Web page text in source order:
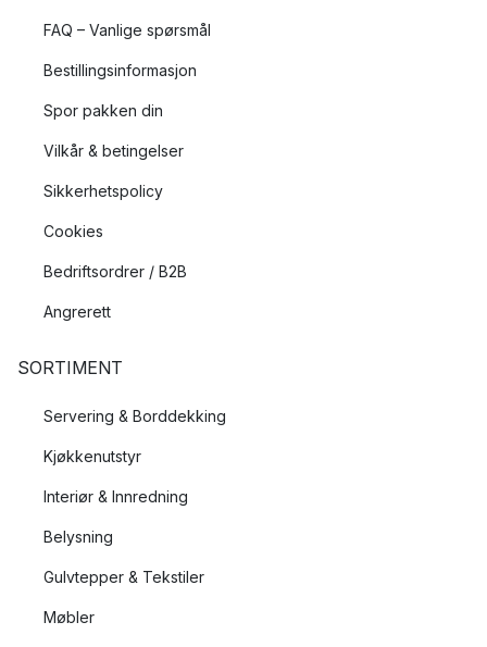
FAQ – Vanlige spørsmål
Bestillingsinformasjon
Spor pakken din
Vilkår & betingelser
Sikkerhetspolicy
Cookies
Bedriftsordrer / B2B
Angrerett
SORTIMENT
Servering & Borddekking
Kjøkkenutstyr
Interiør & Innredning
Belysning
Gulvtepper & Tekstiler
Møbler